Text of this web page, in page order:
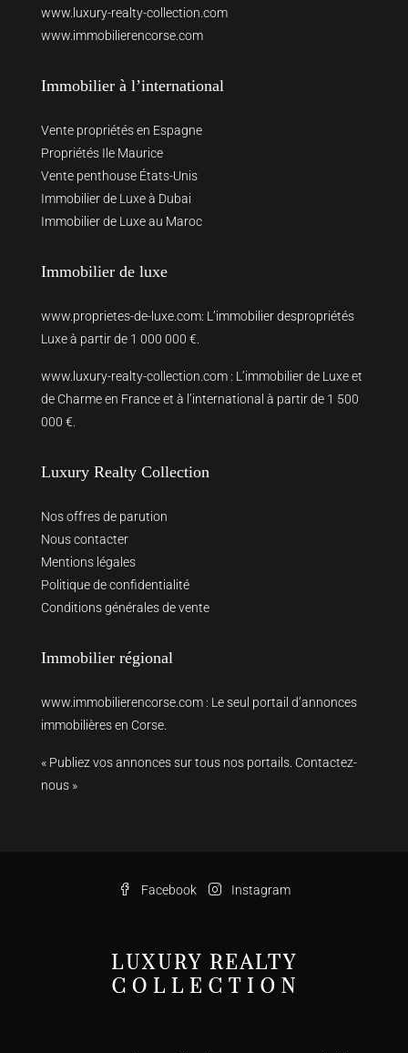
www.luxury-realty-collection.com
www.immobilierencorse.com
Immobilier à l’international
Vente propriétés en Espagne
Propriétés Ile Maurice
Vente penthouse États-Unis
Immobilier de Luxe à Dubai
Immobilier de Luxe au Maroc
Immobilier de luxe
www.proprietes-de-luxe.com: L’immobilier despropriétés
Luxe à partir de 1 000 000 €.
www.luxury-realty-collection.com : L’immobilier de Luxe et
de Charme en France et à l’international à partir de 1 500
000 €.
Luxury Realty Collection
Nos offres de parution
Nous contacter
Mentions légales
Politique de confidentialité
Conditions générales de vente
Immobilier régional
www.immobilierencorse.com : Le seul portail d’annonces
immobilières en Corse.
« Publiez vos annonces sur tous nos portails. Contactez-
nous »
Facebook Instagram